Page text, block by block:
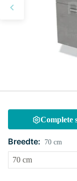
Complete
Breedte: 70 cm